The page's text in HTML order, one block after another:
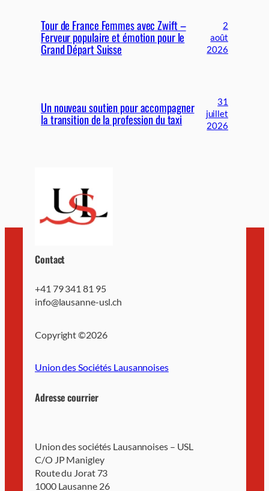
Tour de France Femmes avec Zwift –
Ferveur populaire et émotion pour le
Grand Départ Suisse
2
août
2026
Un nouveau soutien pour accompagner
la transition de la profession du taxi
31
juillet
2026
Contact
+41 79 341 81 95
info@lausanne-usl.ch
Copyright ©2026
Union des Sociétés Lausannoises
Adresse courrier
Union des sociétés Lausannoises – USL
C/O JP Manigley
Route du Jorat 73
1000 Lausanne 26